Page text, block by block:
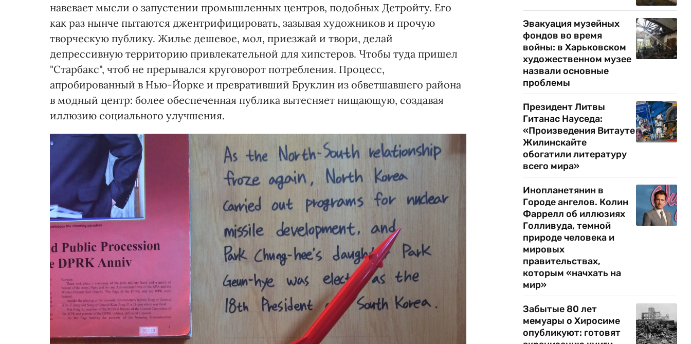
навевает мысли о запустении промышленных центров, подобных Детройту. Его
как раз нынче пытаются джентрифицировать, зазывая художников и прочую
творческую публику. Жилье дешевое, мол, приезжай и твори, делай
депрессивную территорию привлекательной для хипстеров. Чтобы туда пришел
"Старбакс", чтоб не прерывался круговорот потребления. Процесс,
апробированный в Нью-Йорке и превративший Бруклин из обветшавшего района
в модный центр: более обеспеченная публика вытесняет нищающую, создавая
иллюзию социального улучшения.
Эвакуация музейных
фондов во время
войны: в Харьковском
художественном музее
назвали основные
проблемы
Президент Литвы
Гитанас Науседа:
«Произведения Витауте
Жилинскайте
обогатили литературу
всего мира»
Инопланетянин в
Городе ангелов. Колин
Фаррелл об иллюзиях
Голливуда, темной
природе человека и
мировых
правительствах,
которым «начхать на
мир»
Забытые 80 лет
мемуары о Хиросиме
опубликуют: готовят